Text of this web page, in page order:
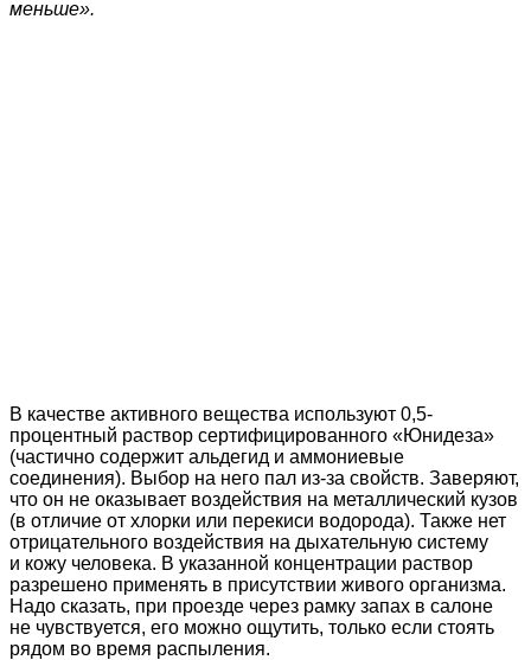
меньше».
В качестве активного вещества используют 0,5-
процентный раствор сертифицированного «Юнидеза»
(частично содержит альдегид и аммониевые
соединения). Выбор на него пал из-за свойств. Заверяют,
что он не оказывает воздействия на металлический кузов
(в отличие от хлорки или перекиси водорода). Также нет
отрицательного воздействия на дыхательную систему
и кожу человека. В указанной концентрации раствор
разрешено применять в присутствии живого организма.
Надо сказать, при проезде через рамку запах в салоне
не чувствуется, его можно ощутить, только если стоять
рядом во время распыления.